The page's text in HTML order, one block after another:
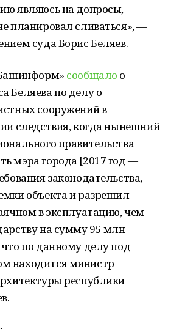
являюсь на допросы,
планировал сливаться», —
суда Борис Беляев.
сообщало о
Беляева по делу о
сооружений в
следствия, когда нынешний
правительства
мэра города [2017 год —
законодательства,
объекта и разрешил
в эксплуатацию, чем
на сумму 95 млн
по данному делу под
находится министр
республики